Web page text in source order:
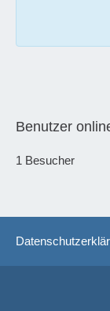
Benutzer
1 Besucher